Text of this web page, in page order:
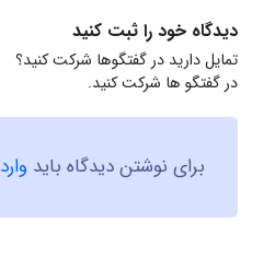
دیدگاه خود را ثبت کنید
تمایل دارید در گفتگوها شرکت کنید؟
در گفتگو ها شرکت کنید.
برای نوشتن دیدگاه باید وارد